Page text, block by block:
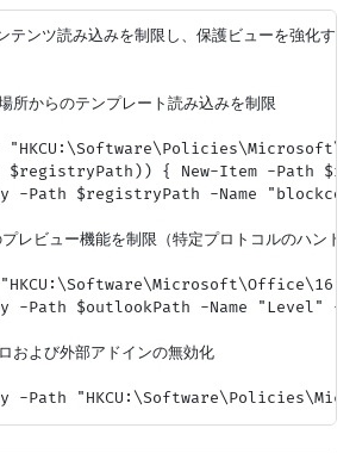
ンツ読み込みを制限し、保護ビューを強化する
からのテンプレート読み込みを制限
{ New-Item -Path
-Path $registryPath -Name
ビュー機能を制限（特定プロトコルのハンド
-Path $outlookPath -Name "Level" -
よび外部アドインの無効化